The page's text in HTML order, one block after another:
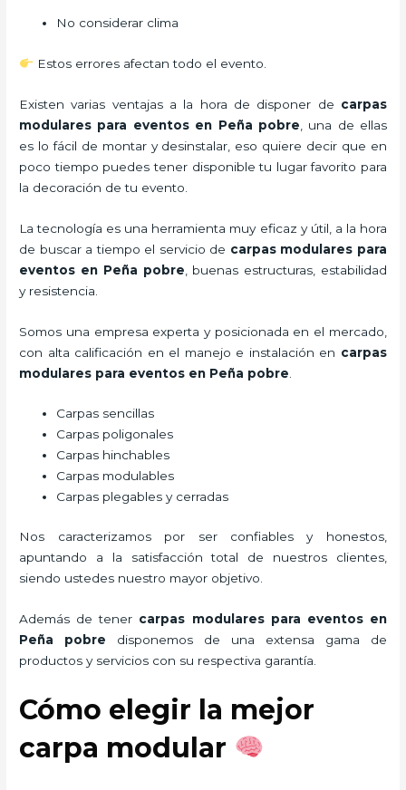
No considerar clima
Estos errores afectan todo el evento.
Existen varias ventajas a la hora de disponer de carpas
modulares para eventosen Peña pobre , una de ellas
es lo fácil de montar y desinstalar, eso quiere decir que en
poco tiempo puedes tener disponible tu lugar favorito para
la decoración de tu evento.
La tecnología es una herramienta muy eficaz y útil, a la hora
de buscar a tiempo el servicio de carpas modulares para
eventos en Peña pobre , buenas estructuras, estabilidad
y resistencia.
Somos una empresa experta y posicionada en el mercado,
con alta calificación en el manejo e instalación en carpas
modulares para eventos en Peña pobre
Carpas sencillas
Carpas poligonales
Carpas hinchables
Carpas modulables
Carpas plegables y cerradas
Nos caracterizamos por ser confiables y honestos,
apuntando a la satisfacción total de nuestros clientes,
siendo ustedes nuestro mayor objetivo.
Además de tener carpas modulares para eventos en
Peña pobre disponemos de una extensa gama de
productos y servicios con su respectiva garantía.
Cómo elegir la mejor
carpa modular